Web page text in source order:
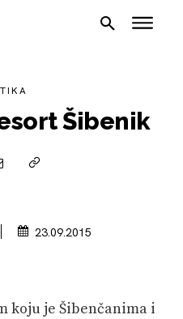
Šibenik
23.09.2015
koju je Šibenčanima i